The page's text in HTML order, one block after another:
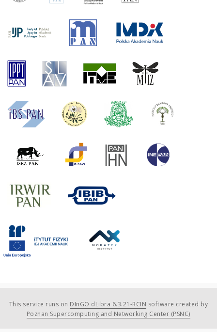
This service runs on DInGO dLibra 6.3.21-RCIN software created by
Poznan Supercomputing and Networking Center (PSNC)